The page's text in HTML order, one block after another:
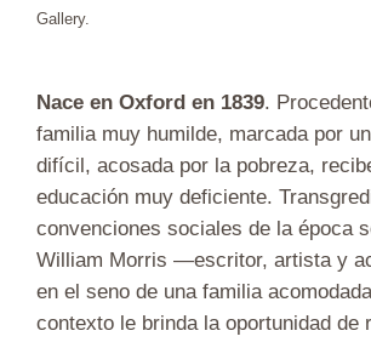
Gallery.
Nace en Oxford en 1839.
familia muy humilde, marcada por
difícil, acosada por la pobreza,
educación muy deficiente.
convenciones sociales de la época
William Morris —escritor, artista y
en el seno de una familia
contexto le brinda la oportunidad de